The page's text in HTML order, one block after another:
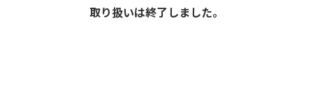
取り扱いは終了しました。